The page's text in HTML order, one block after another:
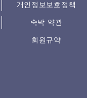
개인정보보호정책
숙박 약관
회원규약